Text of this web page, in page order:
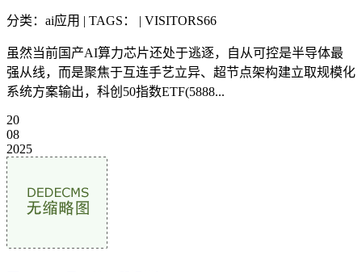
分类：ai应用 | TAGS： | VISITORS66
虽然当前国产AI算力芯片还处于逃逐，自从可控是半导体最
强从线，而是聚焦于互连手艺立异、超节点架构建立取规模化
系统方案输出，科创50指数ETF(5888...
20
08
2025